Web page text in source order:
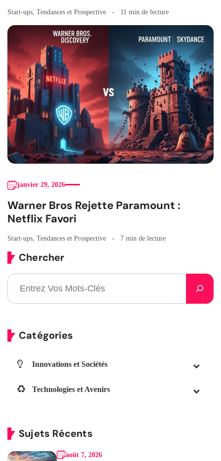
Start-ups Tendances et Prospective 11 min de lecture
janvier 29, 2026
Warner Bros Rejette Paramount :
Netflix Favori
Start-ups Tendances et Prospective 7 min de lecture
Chercher
Catégories
Innovations et Sociétés
Technologies et Avenirs
Sujets Récents
août 7, 2026